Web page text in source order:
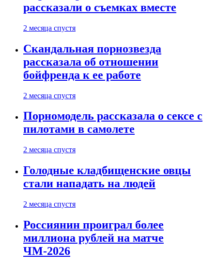
рассказали о съемках вместе
2 месяца спустя
Скандальная порнозвезда
рассказала об отношении
бойфренда к ее работе
2 месяца спустя
Порномодель рассказала о сексе с
пилотами в самолете
2 месяца спустя
Голодные кладбищенские овцы
стали нападать на людей
2 месяца спустя
Россиянин проиграл более
миллиона рублей на матче
ЧМ-2026